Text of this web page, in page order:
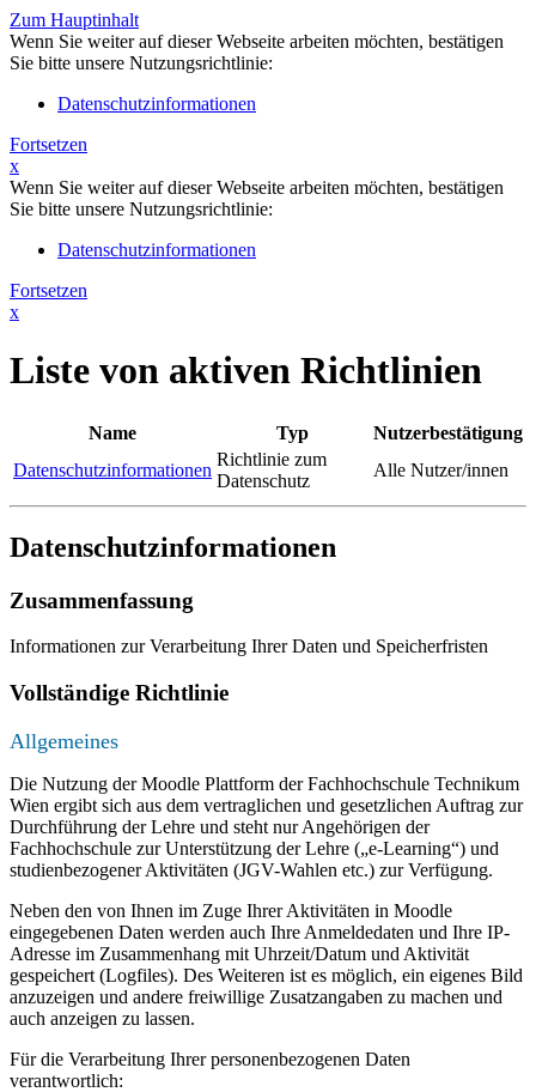
Zum Hauptinhalt
Wenn Sie weiter auf dieser Webseite arbeiten möchten, bestätigen
Sie bitte unsere Nutzungsrichtlinie:
Datenschutzinformationen
Fortsetzen
x
Wenn Sie weiter auf dieser Webseite arbeiten möchten, bestätigen
Sie bitte unsere Nutzungsrichtlinie:
Datenschutzinformationen
Fortsetzen
x
Liste von aktiven Richtlinien
Name Typ
Nutzerbestätigung
Datenschutzinformationen
Richtlinie zum
Datenschutz
Alle Nutzer/innen
Datenschutzinformationen
Zusammenfassung
Informationen zur Verarbeitung Ihrer Daten und Speicherfristen
Vollständige Richtlinie
Allgemeines
Die Nutzung der Moodle Plattform der Fachhochschule Technikum
Wien ergibt sich aus dem vertraglichen und gesetzlichen Auftrag zur
Durchführung der Lehre und steht nur Angehörigen der
Fachhochschule zur Unterstützung der Lehre („e-Learning“) und
studienbezogener Aktivitäten (JGV-Wahlen etc.) zur Verfügung.
Neben den von Ihnen im Zuge Ihrer Aktivitäten in Moodle
eingegebenen Daten werden auch Ihre Anmeldedaten und Ihre IP-
Adresse im Zusammenhang mit Uhrzeit/Datum und Aktivität
gespeichert (Logfiles). Des Weiteren ist es möglich, ein eigenes Bild
anzuzeigen und andere freiwillige Zusatzangaben zu machen und
auch anzeigen zu lassen.
Für die Verarbeitung Ihrer personenbezogenen Daten
verantwortlich: